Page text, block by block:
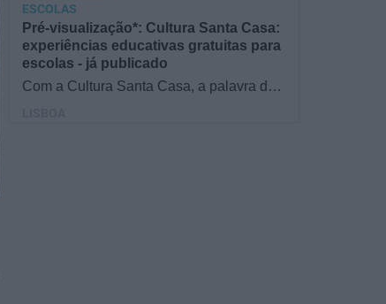
Pré-visualização*: Cultura Santa Casa:
experiências educativas gratuitas para
escolas - já publicado
Com a Cultura Santa Casa, a palavra de
ESCOLAS